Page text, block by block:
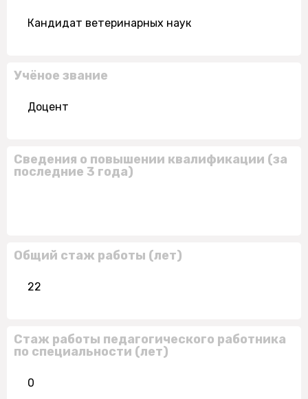
Кандидат ветеринарных наук
Учёное звание
Доцент
Сведения о повышении квалификации (за
последние 3 года)
Общий стаж работы (лет)
22
Стаж работы педагогического работника
по специальности (лет)
0